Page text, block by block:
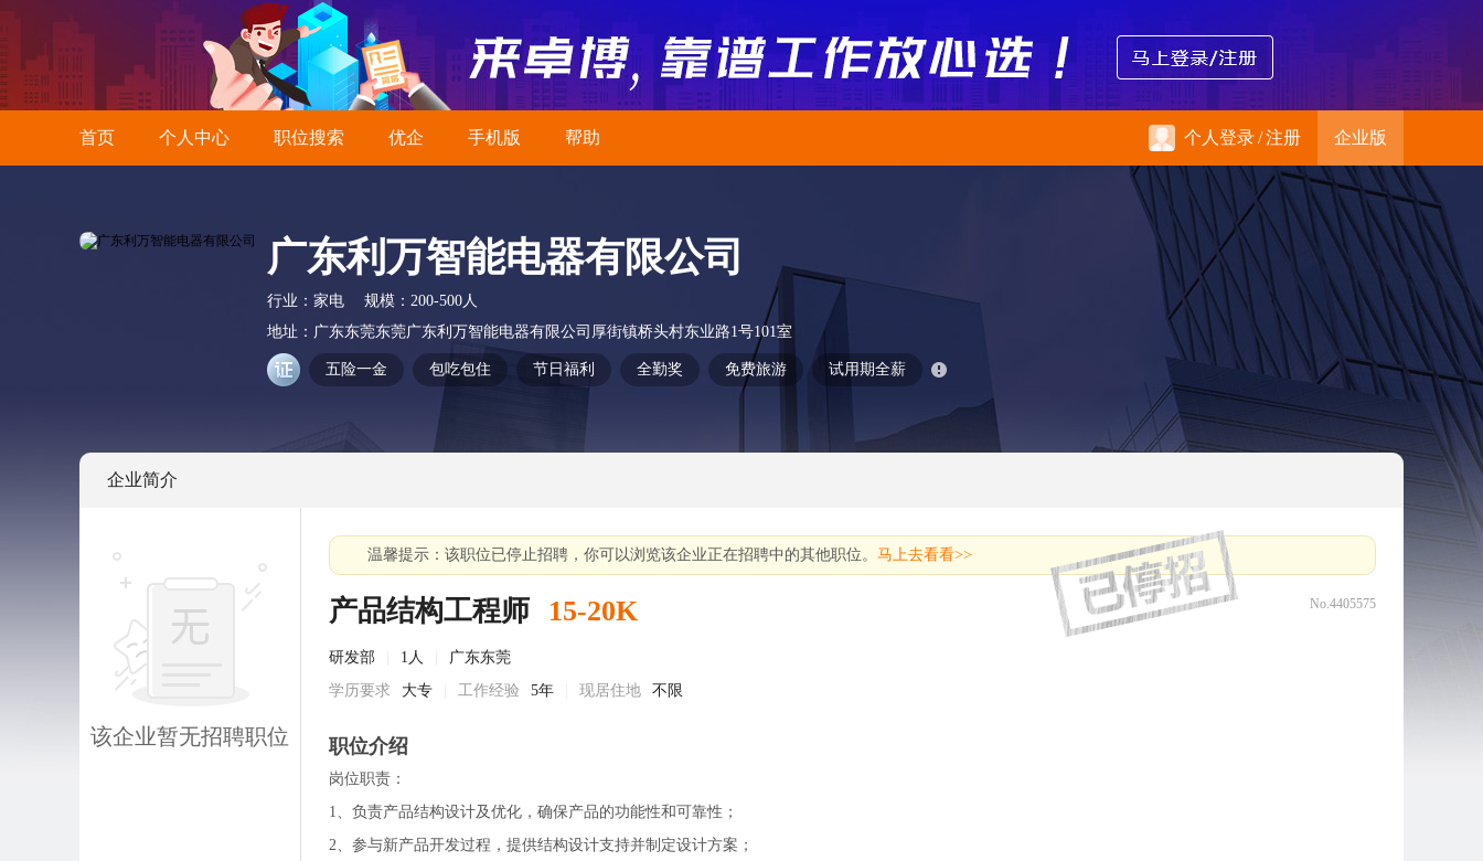
首页 个人中心 职位搜索 优企 手机版 帮助 个人登录/注册 企业版
广东利万智能电器有限公司
行业： 家电 规模： 200-500人
地址： 广东东莞东莞广东利万智能电器有限公司厚街镇桥头村东业路1号101室
五险一金 包吃包住 节日福利 全勤奖 免费旅游 试用期全薪
企业简介
该企业暂无招聘职位
温馨提示：该职位已停止招聘，你可以浏览该企业正在招聘中的其他职位。 马上去看看>>
产品结构工程师 15-20K No.4405575
研发部 1人
广东东莞
学历要求
大专 工作经验 5年 现居住地 不限
职位介绍
岗位职责：
1、负责产品结构设计及优化，确保产品的功能性和可靠性；
2、参与新产品开发过程，提供结构设计支持并制定设计方案；